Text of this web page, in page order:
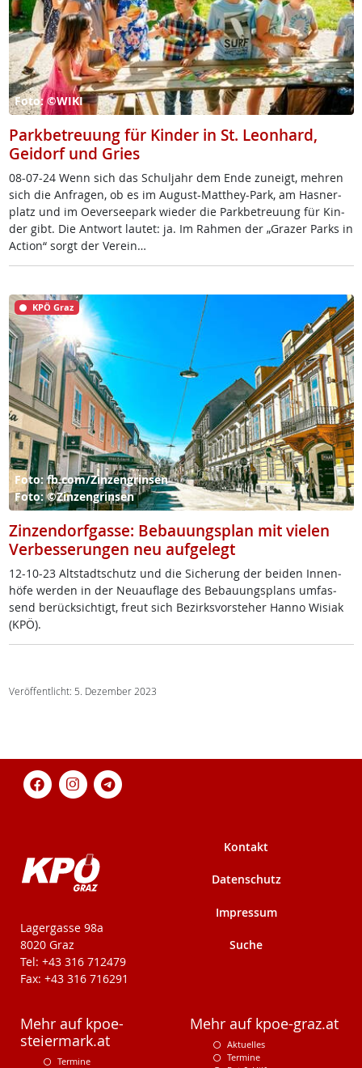
Foto: ©WIKI
Parkbetreuung für Kinder in St. Leonhard,
Geidorf und Gries
08-07-24 Wenn sich das Schul­jahr dem En­de zu­neigt, meh­ren
sich die An­fra­gen, ob es im Au­gust-Matthey-Park, am Has­ner­
platz und im Oe­ver­see­park wie­der die Park­be­t­reu­ung für Kin­
der gibt. Die Ant­wort lau­tet: ja. Im Rah­men der „Gra­zer Parks in
Ac­ti­on“ sorgt der Ve­r­ein…
KPÖ Graz
Foto: fb.com/Zinzengrinsen
Foto: ©Zinzengrinsen
Zinzendorfgasse: Bebauungsplan mit vielen
Verbesserungen neu aufgelegt
12-10-23 Alt­stadt­schutz und die Si­che­rung der bei­den In­nen­
hö­fe wer­den in der Neu­aufla­ge des Be­bau­ungs­plans um­fas­
send be­rück­sich­tigt, freut sich Be­zirks­vor­ste­her Han­no Wi­siak
(KPÖ).
Veröffentlicht: 5. Dezember 2023
KPÖ-Steiermark
Lagergasse 98a
8020 Graz
Tel: +43 316 712479
Fax: +43 316 716291
Kontakt
Datenschutz
Impressum
Suche
Mehr auf kpoe-
steiermark.at
Termine
Mehr auf kpoe-graz.at
Aktuelles
Termine